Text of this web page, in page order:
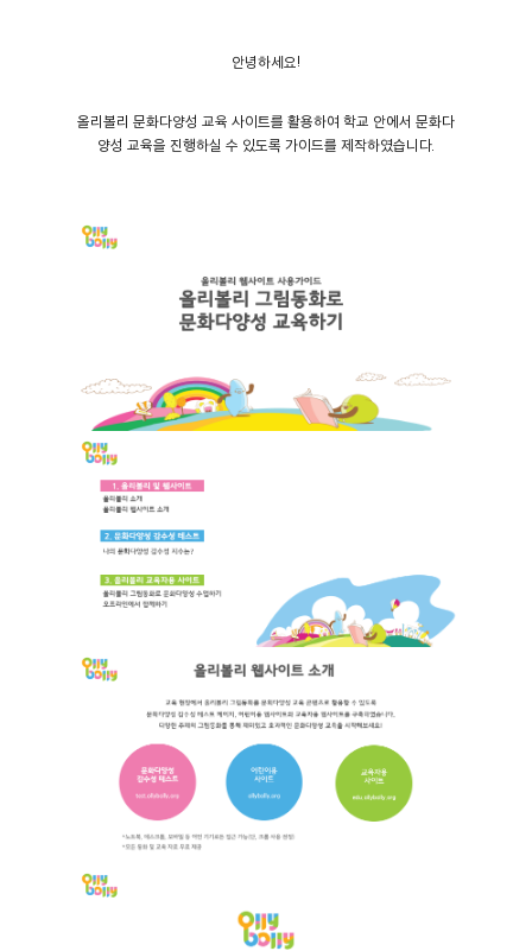
안녕하세요!
올리볼리 문화다양성 교육 사이트를 활용하여 학교 안에서 문화다
양성 교육을 진행하실 수 있도록 가이드를 제작하였습니다.